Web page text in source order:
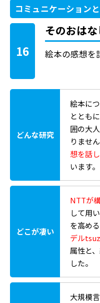
コミュニケーション
16
そのおは
絵本の感想を
どんな研究
絵本に
ととも
囲の大
りませ
想を話
います。
どこが凄い
NTTが
して用
を高め
デル
属性と
した。
大規模